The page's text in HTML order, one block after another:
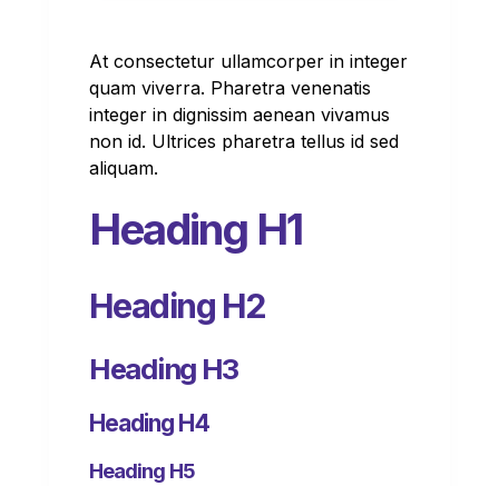
At consectetur ullamcorper in integer
quam viverra. Pharetra venenatis
integer in dignissim aenean vivamus
non id. Ultrices pharetra tellus id sed
aliquam.
Heading H1
Heading H2
Heading H3
Heading H4
Heading H5